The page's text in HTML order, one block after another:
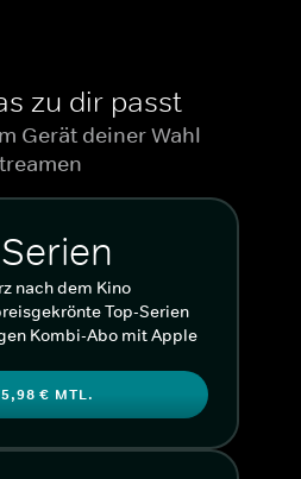
zu dir passt
Gerät deiner Wahl
nach dem Kino
Top-Serien
Kombi-Abo mit Apple
€ MTL.